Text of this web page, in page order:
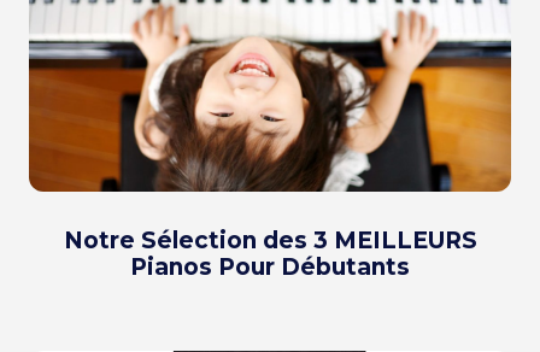
Notre Sélection des 3 MEILLEURS
Pianos Pour Débutants